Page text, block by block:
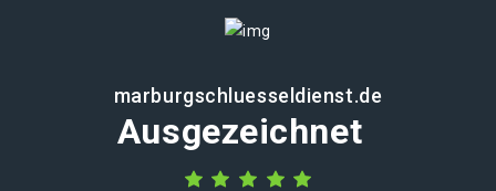
marburgschluesseldienst.de
Ausgezeichnet